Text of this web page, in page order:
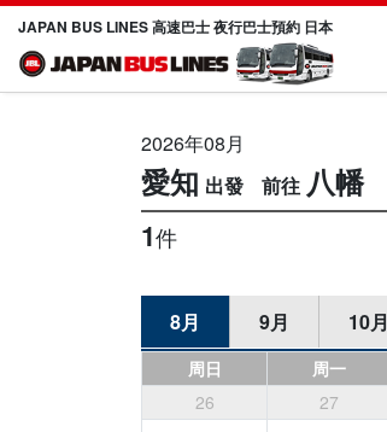
JAPAN BUS LINES 高速巴士 夜行巴士預約 日本
2026年08月
愛知 八幡
1件
8月 9月 10月
周日 周一
26
27